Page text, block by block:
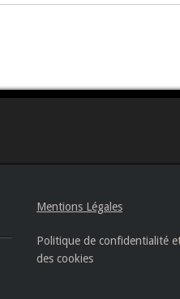
Mentions Légales
Politique de confidentialité
des cookies